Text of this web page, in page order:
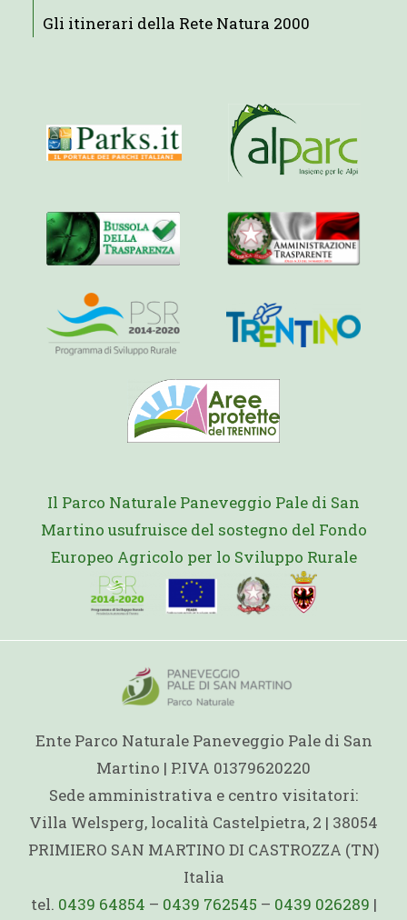
Gli itinerari della Rete Natura 2000
Il Parco Naturale Paneveggio Pale di San
Martino usufruisce del sostegno del Fondo
Europeo Agricolo per lo Sviluppo Rurale
Ente Parco Naturale Paneveggio Pale di San
Martino | P.IVA 01379620220
Sede amministrativa e centro visitatori:
Villa Welsperg, località Castelpietra, 2 | 38054
PRIMIERO SAN MARTINO DI CASTROZZA (TN)
Italia
tel. 0439 64854 – 0439 762545 – 0439 026289 |